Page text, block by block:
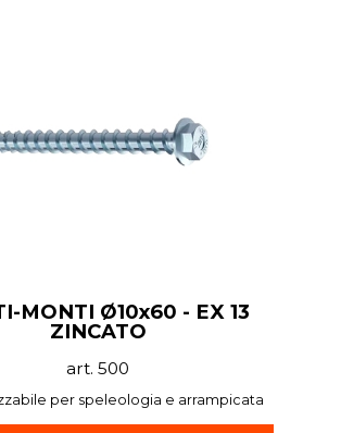
MONTI Ø10x60 - EX 13
ZINCATO
art. 500
per speleologia e arrampicata